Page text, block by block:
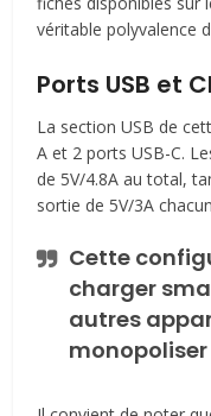
véritable polyvalence
Ports USB et
La section USB de
A et 2 ports USB-C.
de 5V/4.8A au total,
sortie de 5V/3A
Cette
charger
autres
monopoliser